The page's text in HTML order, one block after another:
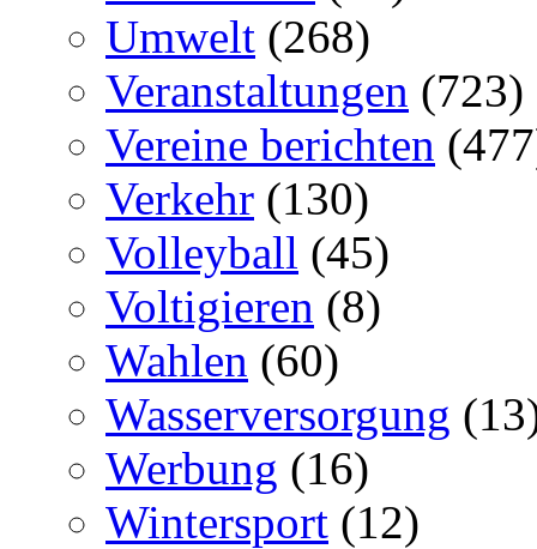
Umwelt (268)
Veranstaltungen (723)
Vereine berichten
Verkehr (130)
Volleyball (45)
Voltigieren (8)
Wahlen (60)
Wasserversorgung
Werbung (16)
Wintersport (12)